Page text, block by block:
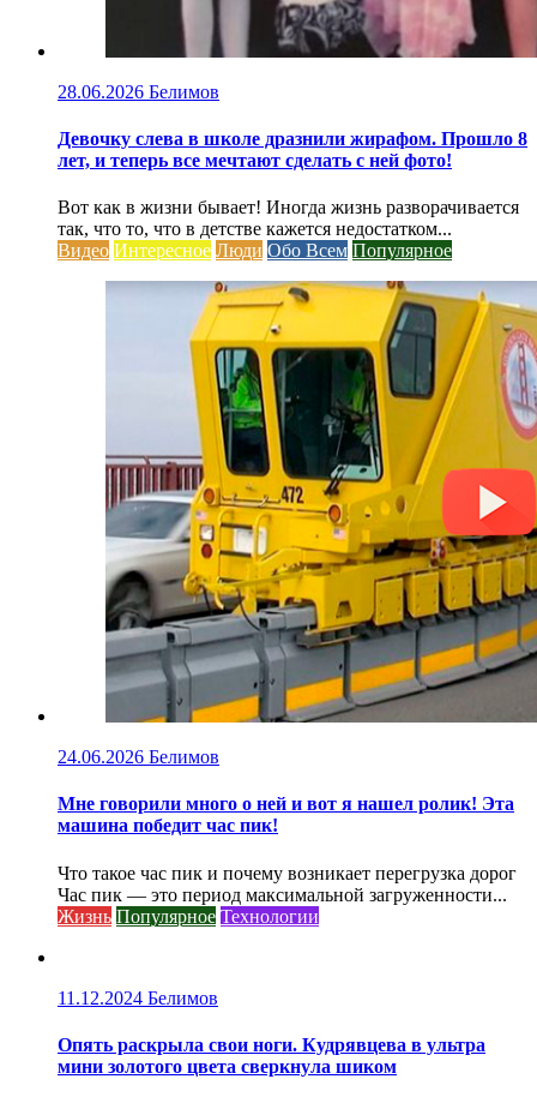
28.06.2026 Белимов
Девочку слева в школе дразнили жирафом. Прошло 8
лет, и теперь все мечтают сделать с ней фото!
Вот как в жизни бывает! Иногда жизнь разворачивается
так, что то, что в детстве кажется недостатком...
Видео Интересное Люди Обо Всем Популярное
24.06.2026 Белимов
Мне говорили много о ней и вот я нашел ролик! Эта
машина победит час пик!
Что такое час пик и почему возникает перегрузка дорог
Час пик — это период максимальной загруженности...
Жизнь Популярное Технологии
11.12.2024 Белимов
Опять раскрыла свои ноги. Кудрявцева в ультра
мини золотого цвета сверкнула шиком